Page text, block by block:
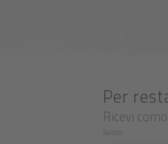
Per
Ricevi
Saluto